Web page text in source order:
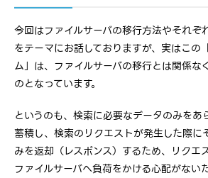
今回はファイルサーバの移行方法やそれぞ
をテーマにお話しておりますが、実はこの
ム」は、ファイルサーバの移行とは関係な
のとなっています。
というのも、検索に必要なデータのみをあ
蓄積し、検索のリクエストが発生した際に
みを返却（レスポンス）するため、リクエ
ファイルサーバへ負荷をかける心配がないた